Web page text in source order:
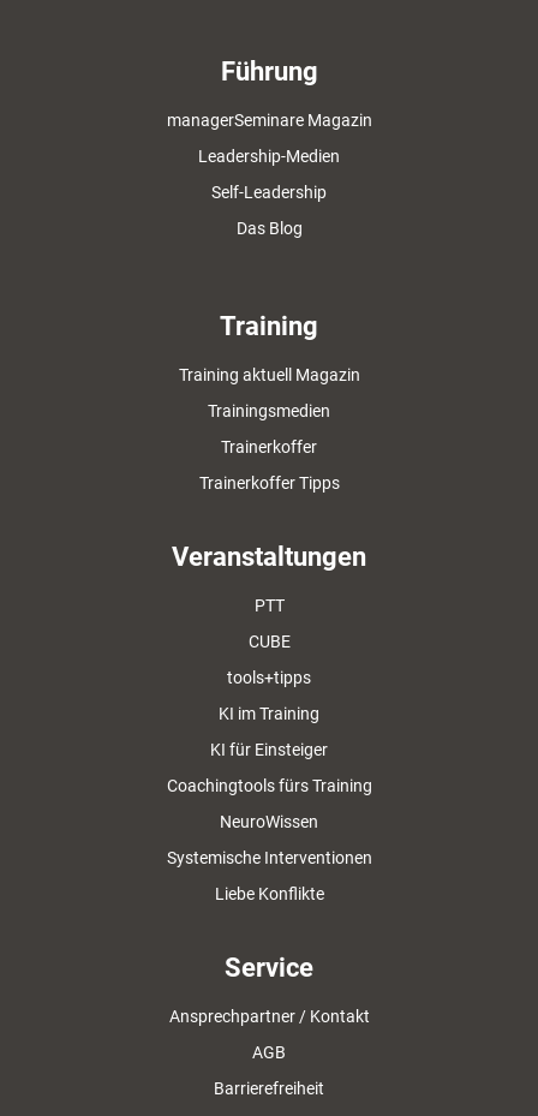
Führung
managerSeminare Magazin
Leadership-Medien
Self-Leadership
Das Blog
Training
Training aktuell Magazin
Trainingsmedien
Trainerkoffer
Trainerkoffer Tipps
Veranstaltungen
PTT
CUBE
tools+tipps
KI im Training
KI für Einsteiger
Coachingtools fürs Training
NeuroWissen
Systemische Interventionen
Liebe Konflikte
Service
Ansprechpartner / Kontakt
AGB
Barrierefreiheit